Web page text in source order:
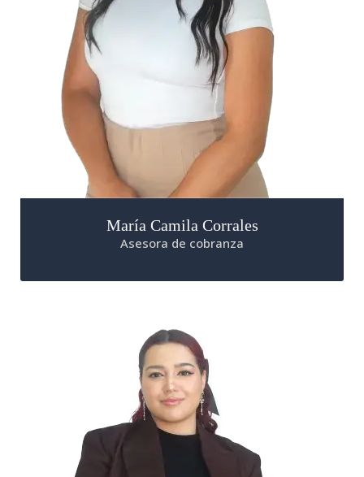
María Camila Corrales
Asesora de cobranza